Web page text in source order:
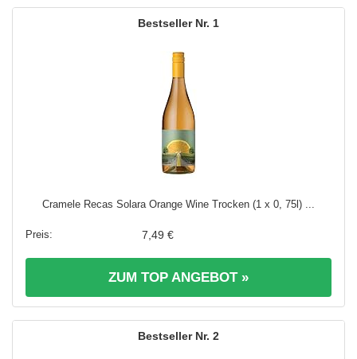
1
Cramele Recas Solara Orange Wine Trocken (1 x 0, 75l) ...
7,49 €
ZUM TOP ANGEBOT »
2